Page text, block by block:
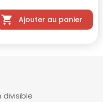
Ajouter au panier
divisible